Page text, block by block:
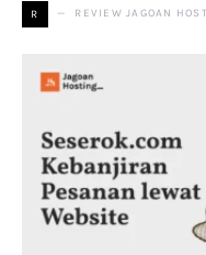
R REVIEW JAGOAN